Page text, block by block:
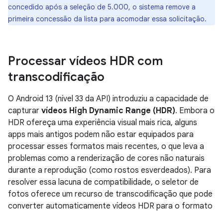
concedido após a seleção de 5.000, o sistema remove a
primeira concessão da lista para acomodar essa solicitação.
Processar vídeos HDR com
transcodificação
O Android 13 (nível 33 da API) introduziu a capacidade de
capturar vídeos High Dynamic Range (HDR). Embora o
HDR ofereça uma experiência visual mais rica, alguns
apps mais antigos podem não estar equipados para
processar esses formatos mais recentes, o que leva a
problemas como a renderização de cores não naturais
durante a reprodução (como rostos esverdeados). Para
resolver essa lacuna de compatibilidade, o seletor de
fotos oferece um recurso de transcodificação que pode
converter automaticamente vídeos HDR para o formato